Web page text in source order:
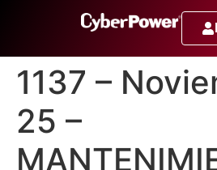
1137 –
25 –